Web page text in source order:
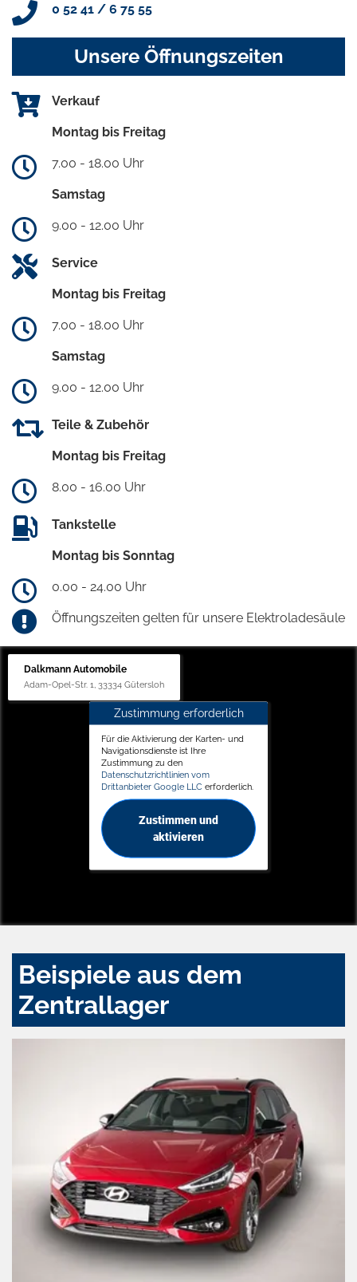
0 52 41 / 6 75 55
Unsere Öffnungszeiten
Verkauf
Montag bis Freitag
7.00 - 18.00 Uhr
Samstag
9.00 - 12.00 Uhr
Service
Montag bis Freitag
7.00 - 18.00 Uhr
Samstag
9.00 - 12.00 Uhr
Teile & Zubehör
Montag bis Freitag
8.00 - 16.00 Uhr
Tankstelle
Montag bis Sonntag
0.00 - 24.00 Uhr
Öffnungszeiten gelten für unsere Elektroladesäule
Dalkmann Automobile
Adam-Opel-Str. 1, 33334 Gütersloh
Zustimmung erforderlich
Für die Aktivierung der Karten- und
Navigationsdienste ist Ihre
Zustimmung zu den
Datenschutzrichtlinien vom
Drittanbieter Google LLC erforderlich.
Zustimmen und
aktivieren
Beispiele aus dem
Zentrallager